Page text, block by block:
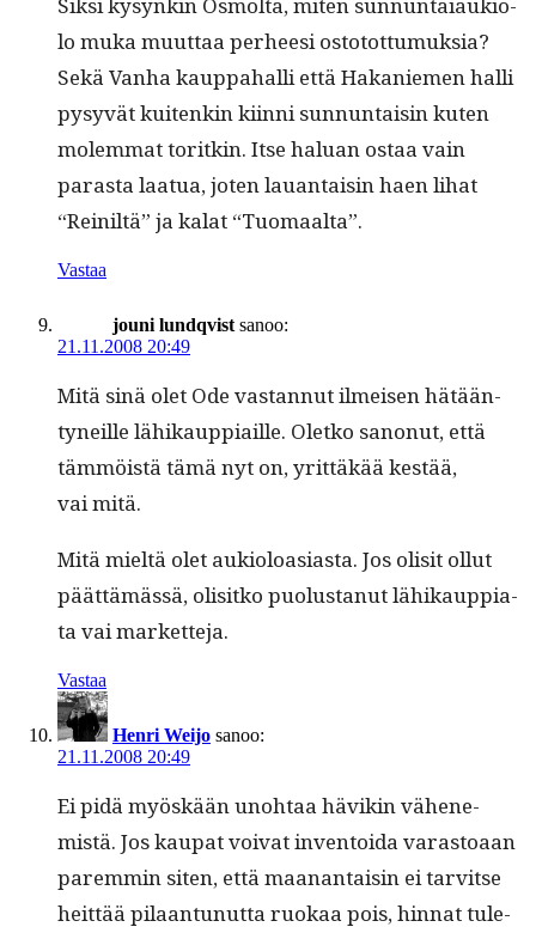
lo muka muut­taa per­heesi osto­tot­tumuk­sia?
Sekä Van­ha kaup­pa­hal­li että Hakaniemen hal­li
pysyvät kuitenkin kiin­ni sun­nun­taisin kuten
molem­mat toritkin. Itse halu­an ostaa vain
paras­ta laat­ua, joten lauan­taisin haen lihat
“Reiniltä” ja kalat “Tuo­maal­ta”.
Vastaa
jouni lundqvist sanoo:
21.11.2008 20:49
Mitä sinä olet Ode vas­tan­nut ilmeisen hätään­
tyneille lähikaup­pi­aille. Oletko sanonut, että
täm­möistä tämä nyt on, yrit­täkää kestää,
vai mitä.
Mitä mieltä olet auki­oloasi­as­ta. Jos olisit ollut
päät­tämässä, olisitko puo­lus­tanut lähikaup­pi­a­
ta vai marketteja.
Vastaa
Henri Weijo sanoo:
21.11.2008 20:49
Ei pidä myöskään uno­htaa hävikin vähen­e­
mistä. Jos kau­pat voivat inven­toi­da varas­toaan
parem­min siten, että maanan­taisin ei tarvitse
heit­tää pilaan­tunut­ta ruokaa pois, hin­nat tule­